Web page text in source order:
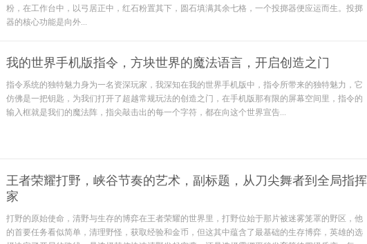
粉，在工作台中，以弓居正中，红石粉置其下，圆石填满其余七格，一个投掷器便应运而生。投掷
器的核心功能是向外...
我的世界手机版指令，方块世界的魔法语言，开启创造之门
指令系统的独特魅力身为一名资深玩家，我深知在我的世界手机版中，指令所带来的独特魅力，它
仿佛是一把钥匙，为我们打开了超越常规玩法的创造之门，在手机版那有限的屏幕空间里，指令的
输入框就是我们的魔法阵，指尖敲击出的每一个字符，都在向这个世界宣告...
王者荣耀打野，峡谷节奏的艺术，副标题，从刀尖舞者到全局指挥
家
打野的原始使命，清野与生存的博弈在王者荣耀的世界里，打野位始于那片被迷雾笼罩的野区，他
的首要任务看似简单，清理野怪，获取经验和金币，但这其中蕴含了最基础的生存博弈，英雄的选